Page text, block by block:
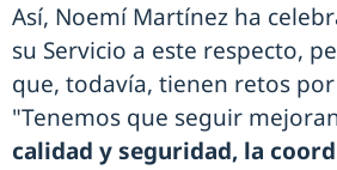
Así, Noemí Martínez ha
su Servicio a este respecto,
que, todavía, tienen retos
"Tenemos que seguir
calidad y seguridad, la